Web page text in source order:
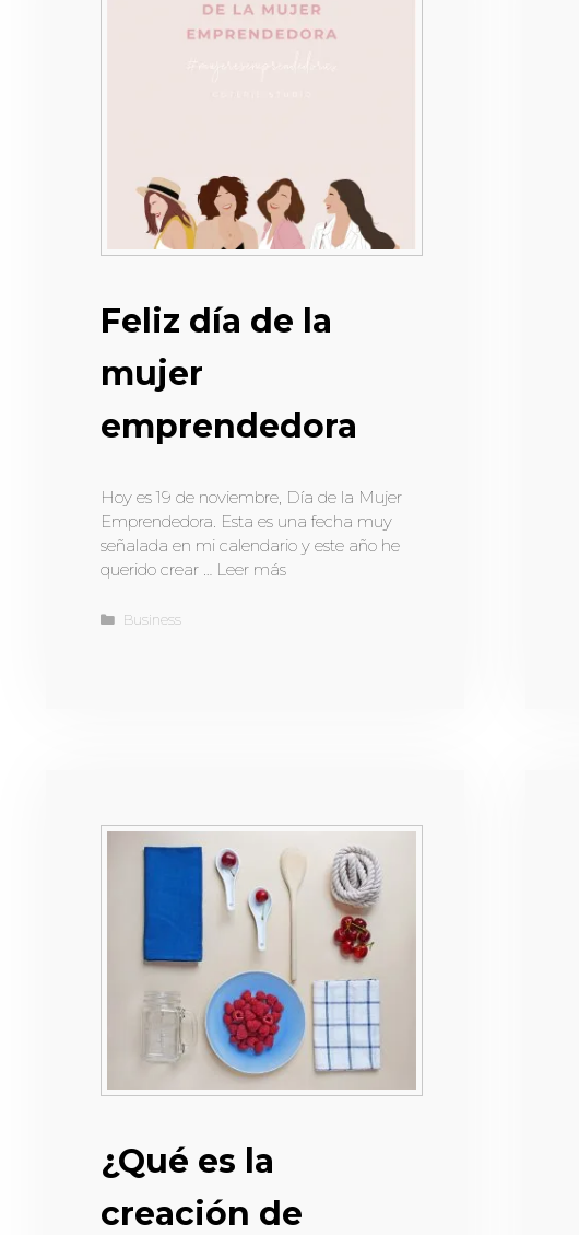
Feliz día de la
mujer
emprendedora
Hoy es 19 de noviembre, Día de la Mujer
Emprendedora. Esta es una fecha muy
señalada en mi calendario y este año he
querido crear …
Leer más
Business
¿Qué es la
creación de